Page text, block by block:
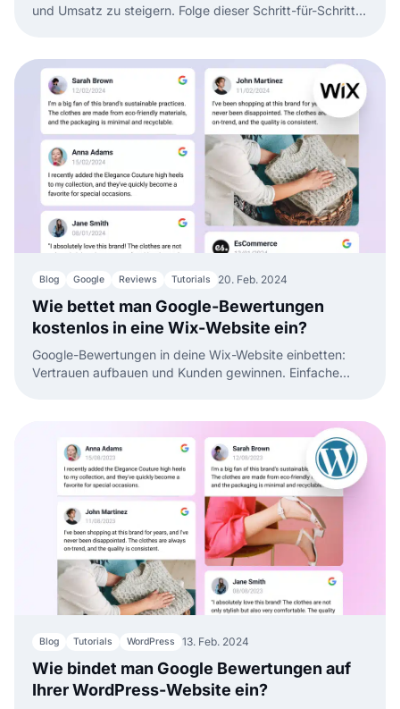
und Umsatz zu steigern. Folge dieser Schritt-für-Schritt-
Blog Google Reviews Tutorials 20. Feb. 2024
Wie bettet man Google-Bewertungen
kostenlos in eine Wix-Website ein?
Google-Bewertungen in deine Wix-Website einbetten:
Vertrauen aufbauen und Kunden gewinnen. Einfache
Blog Tutorials WordPress 13. Feb. 2024
Wie bindet man Google Bewertungen auf
Ihrer WordPress-Website ein?